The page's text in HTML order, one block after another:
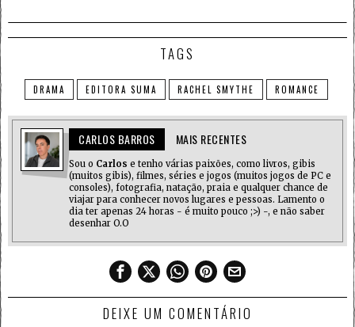
TAGS
DRAMA EDITORA SUMA RACHEL SMYTHE ROMANCE
CARLOS BARROS MAIS RECENTES
Sou o Carlos e tenho várias paixões, como livros, gibis
(muitos gibis), filmes, séries e jogos (muitos jogos de PC e
consoles), fotografia, natação, praia e qualquer chance de
viajar para conhecer novos lugares e pessoas. Lamento o
dia ter apenas 24 horas - é muito pouco ;>) -, e não saber
desenhar O.O
DEIXE UM COMENTÁRIO